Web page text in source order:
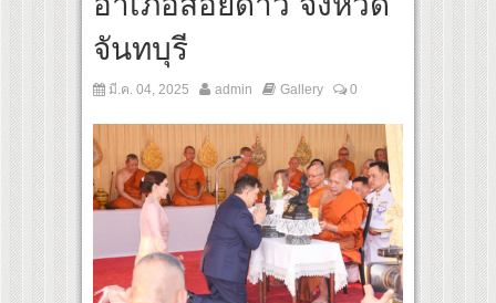
จันทบุรี
มี.ค. 04, 2025 admin Gallery 0